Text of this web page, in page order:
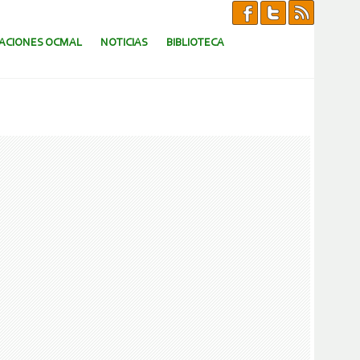
OCMAL NOTICIAS BIBLIOTECA